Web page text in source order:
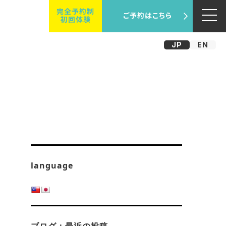
完全予約制
初回体験
ご予約はこちら
JP EN
language